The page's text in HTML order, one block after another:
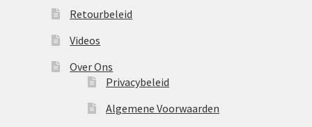
Retourbeleid
Videos
Over Ons
Privacybeleid
Algemene Voorwaarden